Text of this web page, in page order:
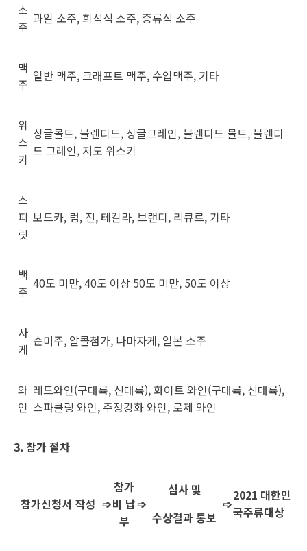
소
주
과일 소주, 희석식 소주, 증류식 소주
맥
주
일반 맥주, 크래프트 맥주, 수입맥주, 기타
위
스
키
싱글몰트, 블렌디드, 싱글그레인, 블렌디드 몰트, 블렌디
드 그레인, 저도 위스키
스
피
릿
보드카, 럼, 진, 테킬라, 브랜디, 리큐르, 기타
백
주
40도 미만, 40도 이상 50도 미만, 50도 이상
사
케
순미주, 알콜첨가, 나마자케, 일본 소주
와
인
레드와인(구대륙, 신대륙), 화이트 와인(구대륙, 신대륙),
스파클링 와인, 주정강화 와인, 로제 와인
3. 참가 절차
참가신청서 작성 ➩
참가
비 납
부
➩
심사 및
수상결과 통보
➩
2021 대한민
국주류대상